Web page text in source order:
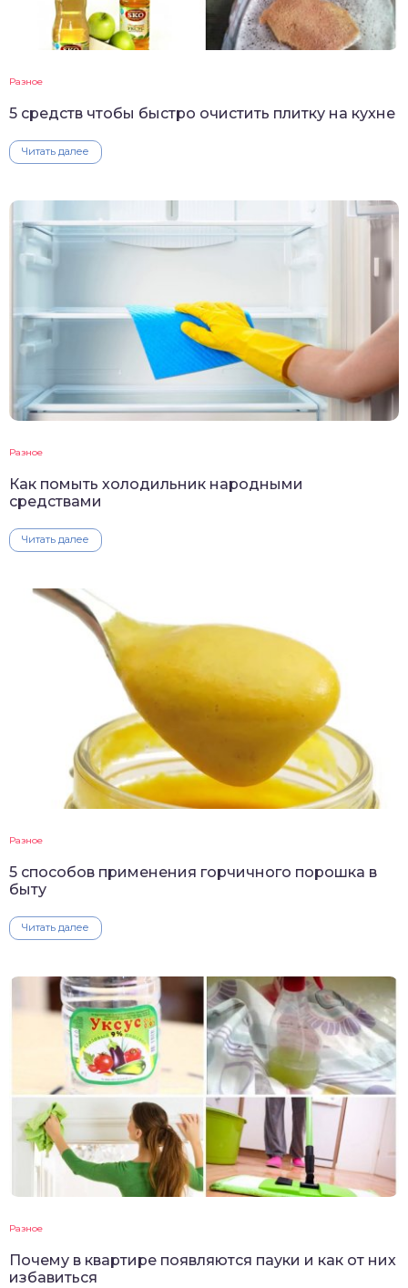
Разное
5 средств чтобы быстро очистить плитку на кухне
Читать далее
Разное
Как помыть холодильник народными
средствами
Читать далее
Разное
5 способов применения горчичного порошка в
быту
Читать далее
Разное
Почему в квартире появляются пауки и как от них
избавиться